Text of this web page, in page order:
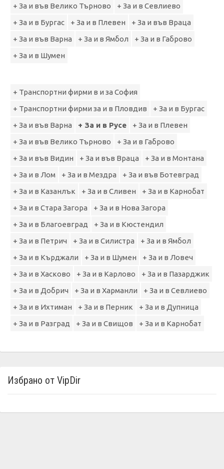
+ За и във Велико Търново
+ За и в Севлиево
+ За и в Бургас
+ За и в Плевен
+ За и във Враца
+ За и във Варна
+ За и в Ямбол
+ За и в Габрово
+ За и в Шумен
+ Транспортни фирми в и за София
+ Транспортни фирми за и в Пловдив
+ За и в Бургас
+ За и във Варна
+ За и в Русе
+ За и в Плевен
+ За и във Велико Търново
+ За и в Габрово
+ За и във Видин
+ За и във Враца
+ За и в Монтана
+ За и в Лом
+ За и в Мездра
+ За и във Ботевград
+ За и в Казанлък
+ За и в Сливен
+ За и в Карнобат
+ За и в Стара Загора
+ За и в Нова Загора
+ За и в Благоевград
+ За и в Кюстендил
+ За и в Петрич
+ За и в Силистра
+ За и в Ямбол
+ За и в Кърджали
+ За и в Шумен
+ За и в Ловеч
+ За и в Хасково
+ За и в Карлово
+ За и в Пазарджик
+ За и в Добрич
+ За и в Харманли
+ За и в Севлиево
+ За и в Ихтиман
+ За и в Перник
+ За и в Дупница
+ За и в Разград
+ За и в Свищов + За и в Карнобат
Избрано от VipDir